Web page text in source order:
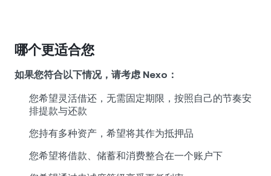
哪个更适合您
如果您符合以下情况，请考虑 Nexo：
您希望灵活借还，无需固定期限，按照自己的节奏安
排提款与还款
您持有多种资产，希望将其作为抵押品
您希望将借款、储蓄和消费整合在一个账户下